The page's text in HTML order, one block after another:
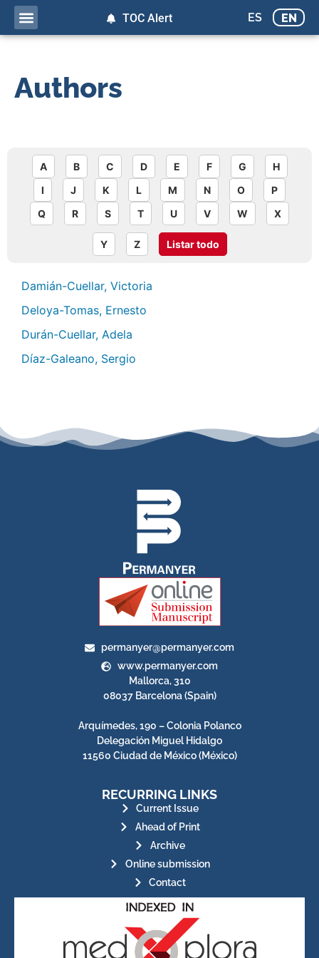
ES EN
TOC Alert
Authors
A B C D E F G
H
I
J K L M N O
P
Q
R S T U V W X
Y Z Listar todo
Damián-Cuellar, Victoria
Deloya-Tomas, Ernesto
Durán-Cuellar, Adela
Díaz-Galeano, Sergio
permanyer@permanyer.com
www.permanyer.com
Mallorca, 310
08037 Barcelona (Spain)
Arquímedes, 190 – Colonia Polanco
Delegación Miguel Hidalgo
11560 Ciudad de México (México)
RECURRING LINKS
Current Issue
Ahead of Print
Archive
Online submission
Contact